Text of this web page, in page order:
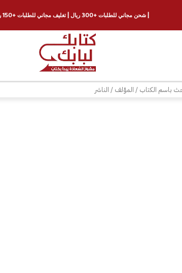
| شحن مجاني للطلبات +300 ريال | تغليف مجاني للطلبات +150 ريال |